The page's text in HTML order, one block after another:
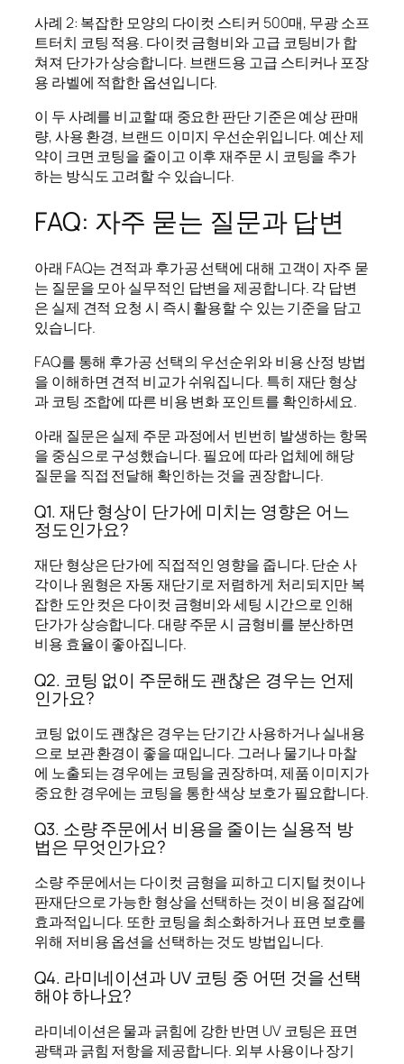
사례 2: 복잡한 모양의 다이컷 스티커 500매, 무광 소프
트터치 코팅 적용. 다이컷 금형비와 고급 코팅비가 합
쳐져 단가가 상승합니다. 브랜드용 고급 스티커나 포장
용 라벨에 적합한 옵션입니다.
이 두 사례를 비교할 때 중요한 판단 기준은 예상 판매
량, 사용 환경, 브랜드 이미지 우선순위입니다. 예산 제
약이 크면 코팅을 줄이고 이후 재주문 시 코팅을 추가
하는 방식도 고려할 수 있습니다.
FAQ: 자주 묻는 질문과 답변
아래 FAQ는 견적과 후가공 선택에 대해 고객이 자주 묻
는 질문을 모아 실무적인 답변을 제공합니다. 각 답변
은 실제 견적 요청 시 즉시 활용할 수 있는 기준을 담고
있습니다.
FAQ를 통해 후가공 선택의 우선순위와 비용 산정 방법
을 이해하면 견적 비교가 쉬워집니다. 특히 재단 형상
과 코팅 조합에 따른 비용 변화 포인트를 확인하세요.
아래 질문은 실제 주문 과정에서 빈번히 발생하는 항목
을 중심으로 구성했습니다. 필요에 따라 업체에 해당
질문을 직접 전달해 확인하는 것을 권장합니다.
Q1. 재단 형상이 단가에 미치는 영향은 어느
정도인가요?
재단 형상은 단가에 직접적인 영향을 줍니다. 단순 사
각이나 원형은 자동 재단기로 저렴하게 처리되지만 복
잡한 도안 컷은 다이컷 금형비와 세팅 시간으로 인해
단가가 상승합니다. 대량 주문 시 금형비를 분산하면
비용 효율이 좋아집니다.
Q2. 코팅 없이 주문해도 괜찮은 경우는 언제
인가요?
코팅 없이도 괜찮은 경우는 단기간 사용하거나 실내용
으로 보관 환경이 좋을 때입니다. 그러나 물기나 마찰
에 노출되는 경우에는 코팅을 권장하며, 제품 이미지가
중요한 경우에는 코팅을 통한 색상 보호가 필요합니다.
Q3. 소량 주문에서 비용을 줄이는 실용적 방
법은 무엇인가요?
소량 주문에서는 다이컷 금형을 피하고 디지털 컷이나
판재단으로 가능한 형상을 선택하는 것이 비용 절감에
효과적입니다. 또한 코팅을 최소화하거나 표면 보호를
위해 저비용 옵션을 선택하는 것도 방법입니다.
Q4. 라미네이션과 UV 코팅 중 어떤 것을 선택
해야 하나요?
라미네이션은 물과 긁힘에 강한 반면 UV 코팅은 표면
광택과 긁힘 저항을 제공합니다. 외부 사용이나 장기